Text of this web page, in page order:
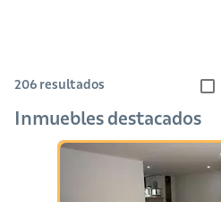
206 resultados
Inmuebles destacados